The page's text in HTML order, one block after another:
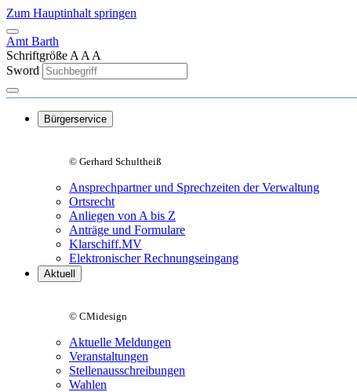
Zum Hauptinhalt springen
Amt Barth
Schriftgröße A A A
Sword
Bürgerservice
© Gerhard Schultheiß
Ansprechpartner und Sprechzeiten der Verwaltung
Ortsrecht
Anliegen von A bis Z
Anträge und Formulare
Klarschiff.MV
Elektronischer Rechnungseingang
Aktuell
© CMidesign
Aktuelle Meldungen
Veranstaltungen
Stellenausschreibungen
Wahlen